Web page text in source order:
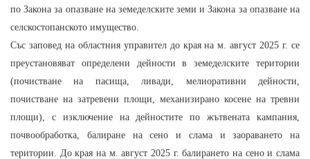
по Закона за опазване на земеделските земи и Закона за опазване на
селскостопанското имущество.
Със заповед на областния управител до края на м. август 2025 г. се
преустановяват определени дейности в земеделските територии
(почистване на пасища, ливади, мелиоративни дейности,
почистване на затревени площи, механизирано косене на тревни
площи), с изключение на дейностите по жътвената кампания,
почвообработка, балиране на сено и слама и заораването на
територии. До края на м. август 2025 г. балирането на сено и слама